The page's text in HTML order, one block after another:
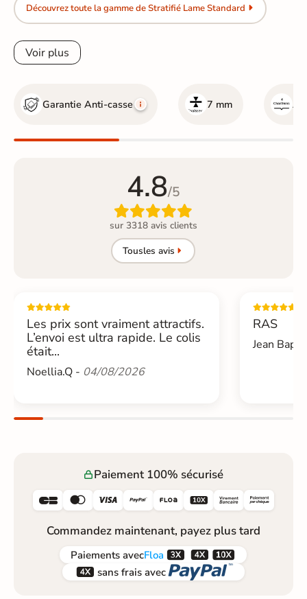
Découvrez toute la gamme de Stratifié Lame Standard
Voir plus
Garantie Anti-casse 7 mm
4.8/5

sur 3318 avis clients
Tousles avis
Les prix sont vraiment attractifs.
L’envoi est ultra rapide. Le colis
était...
Noellia.Q - 04/08/2026
RAS
Jean
Paiement 100% sécurisé
     
Commandez maintenant, payez plus tard
Paiements avecFloa  
 sans frais avec 